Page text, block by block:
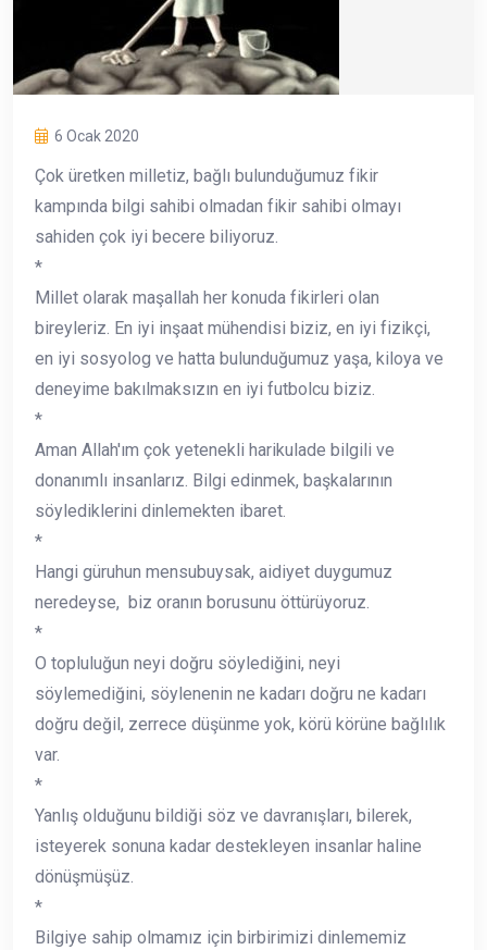
6 Ocak 2020
Çok üretken milletiz, bağlı bulunduğumuz fikir
kampında bilgi sahibi olmadan fikir sahibi olmayı
sahiden çok iyi becere biliyoruz.
*
Millet olarak maşallah her konuda fikirleri olan
bireyleriz. En iyi inşaat mühendisi biziz, en iyi fizikçi,
en iyi sosyolog ve hatta bulunduğumuz yaşa, kiloya ve
deneyime bakılmaksızın en iyi futbolcu biziz.
*
Aman Allah'ım çok yetenekli harikulade bilgili ve
donanımlı insanlarız. Bilgi edinmek, başkalarının
söylediklerini dinlemekten ibaret.
*
Hangi güruhun mensubuysak, aidiyet duygumuz
neredeyse, biz oranın borusunu öttürüyoruz.
*
O topluluğun neyi doğru söylediğini, neyi
söylemediğini, söylenenin ne kadarı doğru ne kadarı
doğru değil, zerrece düşünme yok, körü körüne bağlılık
var.
*
Yanlış olduğunu bildiği söz ve davranışları, bilerek,
isteyerek sonuna kadar destekleyen insanlar haline
dönüşmüşüz.
*
Bilgiye sahip olmamız için birbirimizi dinlememiz